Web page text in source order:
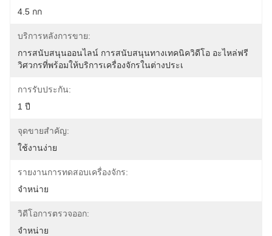
4.5 กก
บริการหลังการขาย:
การสนับสนุนออนไลน์ การสนับสนุนทางเทคนิควิดีโอ อะไหล่ฟรี
วิศวกรที่พร้อมให้บริการเครื่องจักรในต่างประเ
การรับประกัน:
1 ปี
จุดขายสําคัญ:
ใช้งานง่าย
รายงานการทดสอบเครื่องจักร:
จําหน่าย
วิดีโอการตรวจออก:
จําหน่าย